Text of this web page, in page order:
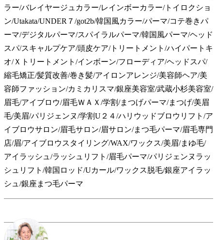
ラー/バレイヤージュカラー/レインボーカラー/トイロクショ
ン/Utakata/UNDER７/got2b/韓国風カラー/パーマ/コテ巻きパ
ーマ/デジタルパーマ/スパイラルパーマ/韓国風パーマ/ヘッド
スパ/スキャルプケア/頭皮ケア/トリートメント/ハイパートキ
オ/Ｘトリートメント/インボーン/フローディア/ヘッドスパ/
縮毛矯正/髪質改善/巻き髪/アイロンアレンジ/美容師ヘア/美
容師ファッション/カミカリスマ/銀座美容室/武蔵小杉美容室/
眉毛/アイブロウ/眉毛ＷＡＸ/学割/まつげパーマ/まつげ/美眉
毛/美眉/パリジェンヌ/学割U２４/ハリウッドブロウリフト/ア
イブロウサロン/眉毛サロン/眉サロン/まつ毛パーマ/眉毛専門
店/眉/アイブロウスタイリング/WAX/ワックス/美眉/まゆ毛/
アイラッシュ/ラッシュリフト/眉毛パーマ/パリジェンヌラッ
シュリフト/韓国ロッド/Uカール/ワックス脱毛/銀座アイラッ
シュ/銀座まつ毛パーマ